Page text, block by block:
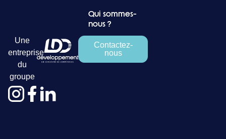
Une
entreprise
du
groupe
Qui sommes-
nous ?
Contactez-
nous